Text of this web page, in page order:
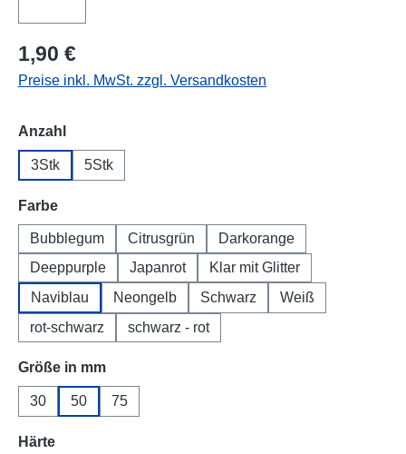
1,90 €
Preise inkl. MwSt. zzgl. Versandkosten
Anzahl auswählen
3Stk 5Stk
Farbeauswählen
Bubblegum Citrusgrün
Darkorange
Deeppurple
Japanrot
Klar mit Glitter
Naviblau
Neongelb Schwarz
Weiß
rot-schwarz
schwarz - rot
Größe in mmauswählen
30 50 75
Härteauswählen